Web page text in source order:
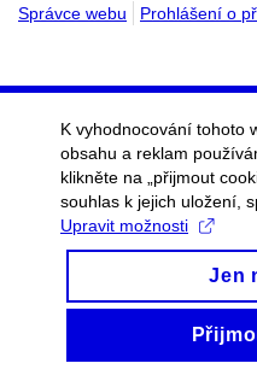
Správce webu
Prohlášení o
K vyhodnocování tohoto
obsahu a reklam
klikněte na „přijmout
souhlas k jejich uložení,
Upravit možnosti
Jen